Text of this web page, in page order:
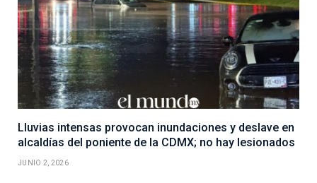
Lluvias intensas provocan inundaciones y deslave en
alcaldías del poniente de la CDMX; no hay lesionados
JUNIO 2, 2026